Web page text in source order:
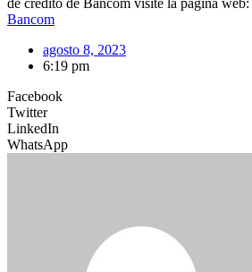
Bancom
agosto 8, 2023
6:19 pm
Facebook
Twitter
LinkedIn
WhatsApp